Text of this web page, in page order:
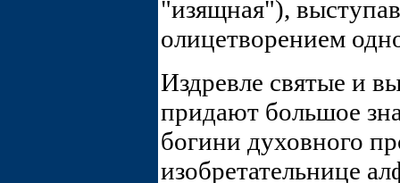
"изящная"),
олицетворением
Издревле святые и
придают большое
богини духовного
изобретательнице